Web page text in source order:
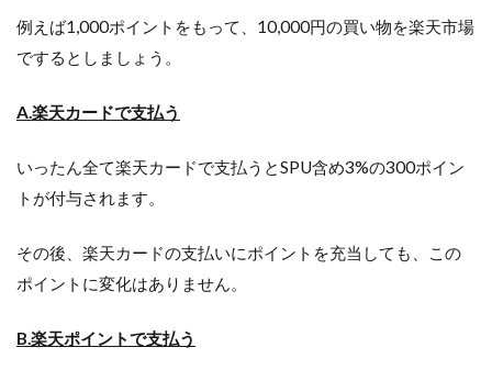
例えば1,000ポイントをもって、10,000円の買い物を楽天市場
でするとしましょう。
A.楽天カードで支払う
いったん全て楽天カードで支払うとSPU含め3%の300ポイン
トが付与されます。
その後、楽天カードの支払いにポイントを充当しても、この
ポイントに変化はありません。
B.楽天ポイントで支払う